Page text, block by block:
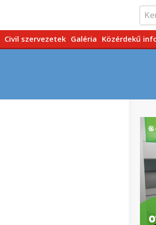
Civil szervezetek Galéria Közérdekű